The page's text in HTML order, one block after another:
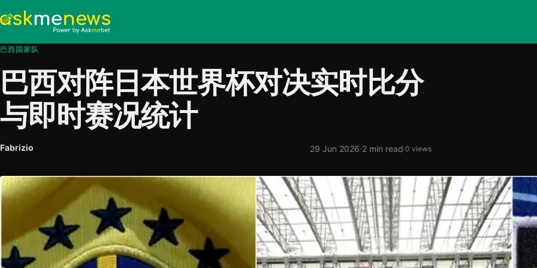
巴西国家队
巴西对阵日本世界杯对决实时比分
与即时赛况统计
Fabrizio 29 Jun 2026·2 min read·0 views